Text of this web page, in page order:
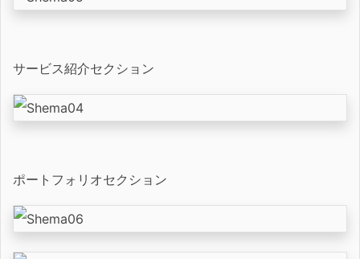
サービス紹介セクション
ポートフォリオセクション